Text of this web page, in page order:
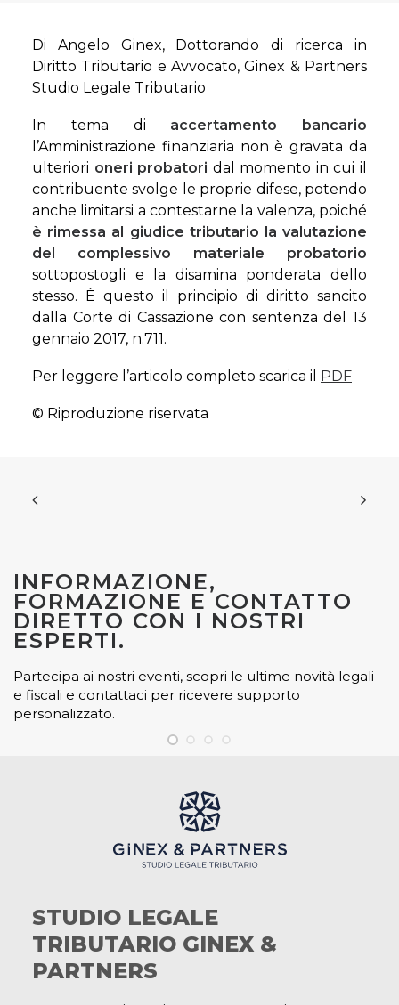
Di Angelo Ginex, Dottorando di ricerca in
Diritto Tributario e Avvocato, Ginex & Partners
Studio Legale Tributario
In tema di accertamento bancario
l’Amministrazione finanziaria non è gravata da
ulteriori oneri probatori dal momento in cui il
contribuente svolge le proprie difese, potendo
anche limitarsi a contestarne la valenza, poiché
è rimessa al giudice tributario la valutazione
del complessivo materiale probatorio
sottopostogli e la disamina ponderata dello
stesso. È questo il principio di diritto sancito
dalla Corte di Cassazione con sentenza del 13
gennaio 2017, n.711.
Per leggere l’articolo completo scarica il PDF
© Riproduzione riservata
INFORMAZIONE,
FORMAZIONE E CONTATTO
DIRETTO CON I NOSTRI
ESPERTI.
Partecipa ai nostri eventi, scopri le ultime novità legali
e fiscali e contattaci per ricevere supporto
personalizzato.
STUDIO LEGALE
TRIBUTARIO GINEX &
PARTNERS